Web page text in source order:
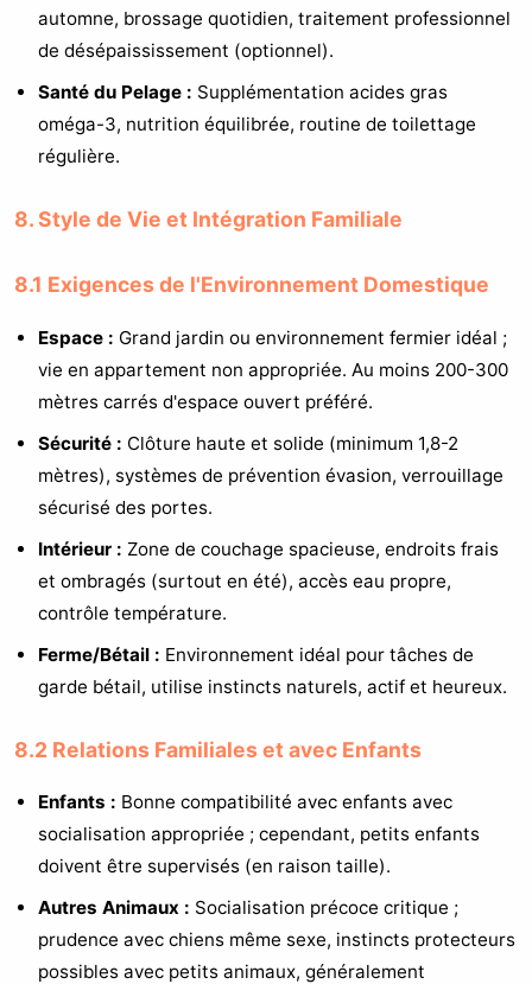
automne, brossage quotidien, traitement professionnel
de désépaississement (optionnel).
Santé du Pelage : Supplémentation acides gras
oméga-3, nutrition équilibrée, routine de toilettage
régulière.
8. Style de Vie et Intégration Familiale
8.1 Exigences de l'Environnement Domestique
Espace : Grand jardin ou environnement fermier idéal ;
vie en appartement non appropriée. Au moins 200-300
mètres carrés d'espace ouvert préféré.
Sécurité : Clôture haute et solide (minimum 1,8-2
mètres), systèmes de prévention évasion, verrouillage
sécurisé des portes.
Intérieur : Zone de couchage spacieuse, endroits frais
et ombragés (surtout en été), accès eau propre,
contrôle température.
Ferme/Bétail : Environnement idéal pour tâches de
garde bétail, utilise instincts naturels, actif et heureux.
8.2 Relations Familiales et avec Enfants
Enfants : Bonne compatibilité avec enfants avec
socialisation appropriée ; cependant, petits enfants
doivent être supervisés (en raison taille).
Autres Animaux : Socialisation précoce critique ;
prudence avec chiens même sexe, instincts protecteurs
possibles avec petits animaux, généralement